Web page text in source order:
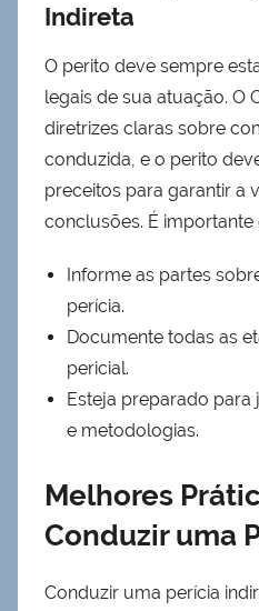
Indireta
O perito deve sempre
legais de sua atuação. O
diretrizes claras sobre
conduzida, e o perito
preceitos para garantir a
conclusões. É importante
Informe as partes
perícia.
Documente todas as
pericial.
Esteja preparado para
e metodologias.
Melhores
Conduzir uma
Conduzir uma perícia